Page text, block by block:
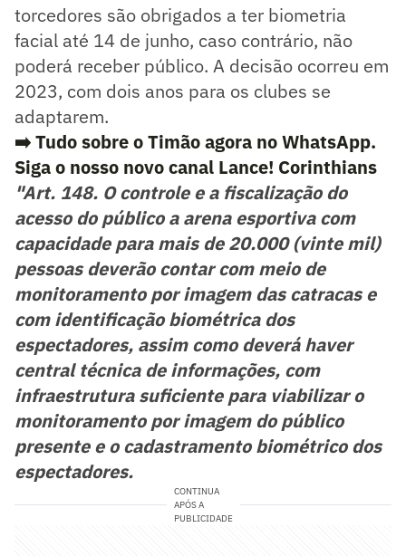
torcedores são obrigados a ter biometria
facial até 14 de junho, caso contrário, não
poderá receber público. A decisão ocorreu em
2023, com dois anos para os clubes se
adaptarem.
➡️ Tudo sobre o Timão agora no WhatsApp.
Siga o nosso novo canal Lance! Corinthians
"Art. 148. O controle e a fiscalização do
acesso do público a arena esportiva com
capacidade para mais de 20.000 (vinte mil)
pessoas deverão contar com meio de
monitoramento por imagem das catracas e
com identificação biométrica dos
espectadores, assim como deverá haver
central técnica de informações, com
infraestrutura suficiente para viabilizar o
monitoramento por imagem do público
presente e o cadastramento biométrico dos
espectadores.
CONTINUA
APÓS A
PUBLICIDADE